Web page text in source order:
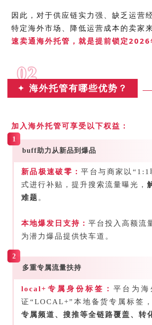
因此，对于供应链实力强、缺乏运营
特定海外市场
、降低运营成本的卖家
速卖通海外托管，就是提前锁定2026
02
✦ 海外托管有哪些优势？
加入 海外托管可享受以下权益：
1
buff助力从新品到爆品
新品极速破零：平台与商家以“1:1
式进行补贴，提升搜索流量曝光，
难题 。
本地爆发日支持： 平台投入高额流
为潜力爆品提供快车道。
2
多重专属流量扶持
local+专属身份标签： 平台为海
证“LOCAL+”本地备货专属标签，
专属频道、搜推等全链路覆盖、转